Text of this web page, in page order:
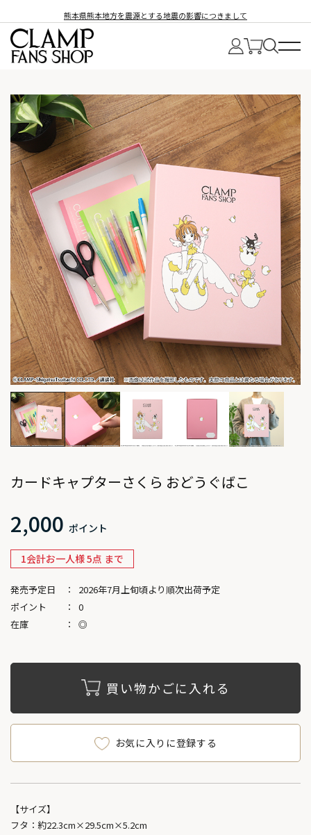
熊本県熊本地方を震源とする地震の影響につきまして
カードキャプターさくら おどうぐばこ
2,000
1会計お一人様 5点 まで
発売予定日
2026年7月上旬頃より順次出荷予定
ポイント
0
在庫
◎
買い物かごに入れる
お気に入りに登録する
【サイズ】
フタ：約22.3cm×29.5cm×5.2cm